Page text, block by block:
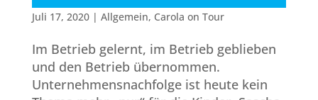
Juli 17, 2020| Allgemein, Carola on Tour
Im Betrieb gelernt, im Betrieb geblieben
und den Betrieb übernommen.
Unternehmensnachfolge ist heute kein